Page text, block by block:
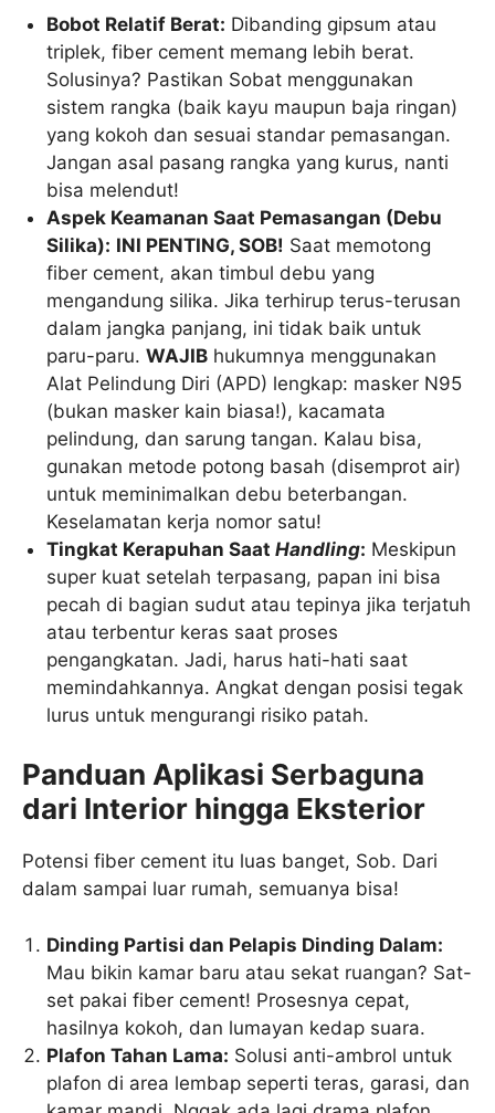
Bobot Relatif Berat: Dibanding gipsum atau
triplek, fiber cement memang lebih berat.
Solusinya? Pastikan Sobat menggunakan
sistem rangka (baik kayu maupun baja ringan)
yang kokoh dan sesuai standar pemasangan.
Jangan asal pasang rangka yang kurus, nanti
bisa melendut!
Aspek Keamanan Saat Pemasangan (Debu
Silika): INI PENTING, SOB! Saat memotong
fiber cement, akan timbul debu yang
mengandung silika. Jika terhirup terus-terusan
dalam jangka panjang, ini tidak baik untuk
paru-paru.WAJIB hukumnya menggunakan
Alat Pelindung Diri (APD) lengkap: masker N95
(bukan masker kain biasa!), kacamata
pelindung, dan sarung tangan. Kalau bisa,
gunakan metode potong basah (disemprot air)
untuk meminimalkan debu beterbangan.
Keselamatan kerja nomor satu!
Tingkat Kerapuhan SaatHandling: Meskipun
super kuat setelah terpasang, papan ini bisa
pecah di bagian sudut atau tepinya jika terjatuh
atau terbentur keras saat proses
pengangkatan. Jadi, harus hati-hati saat
memindahkannya. Angkat dengan posisi tegak
lurus untuk mengurangi risiko patah.
Panduan Aplikasi Serbaguna
dari Interior hingga Eksterior
Potensi fiber cement itu luas banget, Sob. Dari
dalam sampai luar rumah, semuanya bisa!
Dinding Partisi dan Pelapis Dinding Dalam:
Mau bikin kamar baru atau sekat ruangan? Sat-
set pakai fiber cement! Prosesnya cepat,
hasilnya kokoh, dan lumayan kedap suara.
Plafon Tahan Lama: Solusi anti-ambrol untuk
plafon di area lembap seperti teras, garasi, dan